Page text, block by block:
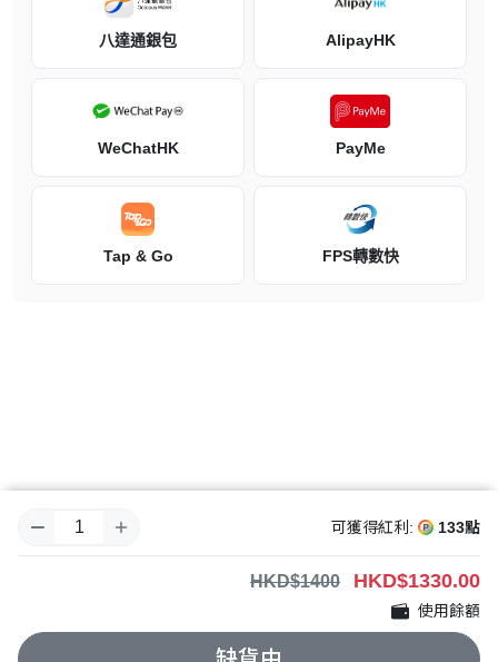
八達通銀包 AlipayHK
WeChatHK PayMe
Tap & Go FPS轉數快
可獲得紅利: 133點
HKD$1400 HKD$1330.00
使用餘額